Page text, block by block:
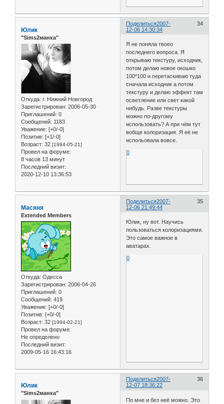
Поделиться 34
2007-
12-06 14:30:34
Юлик
"Sims2манка"
Откуда: г. Нижний Новгород
Зарегистрирован: 2006-05-30
Приглашений: 0
Сообщений: 1183
Уважение: [+0/-0]
Позитив: [+1/-0]
Возраст: 32 [1994-05-21]
Провел на форуме:
8 часов 13 минут
Последний визит:
2020-12-10 13:36:53
Я не поняла твоео
последнего вопроса. Я
открываю текстуру, исходник,
потом делаю новое окошко
100*100 и перетаскиваю туда
сначала исходник а потом
текстуру и делаю эффект там
осветление или свет какой
нибудь. Разве текстуры
можно по-другому
использовать? А при чём тут
вобще колоризация. Я её не
испольовала вовсе.
0
Поделиться 35
2007-
12-06 21:49:44
Масяня
Extended Members
Откуда: Одесса
Зарегистрирован: 2006-04-26
Приглашений: 0
Сообщений: 419
Уважение: [+0/-0]
Позитив: [+0/-0]
Возраст: 32 [1994-02-21]
Провел на форуме:
Не определено
Последний визит:
2009-05-16 16:43:16
Юлик, ну вот. Научись
пользоваться колоризациями.
Это самое важное в
аватарах.
0
Поделиться 36
2007-
12-07 18:36:22
Юлик
"Sims2манка"
По мне и без неё можно. Это